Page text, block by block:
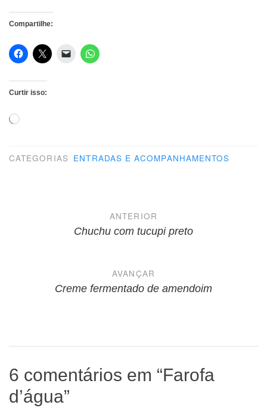
Compartilhe:
Curtir isso:
Carregando...
CATEGORIAS ENTRADAS E ACOMPANHAMENTOS
NavegaçãoANTERIOR
Chuchu com tucupi preto
AVANÇAR
Creme fermentado de amendoim
6 comentários em “Farofa
d’água”